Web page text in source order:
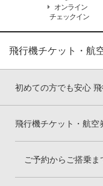
飛行機チケット・航
初めての方でも安心
飛行機チケット・航空
ご予約からご搭乗ま
オンライン
チェックイン